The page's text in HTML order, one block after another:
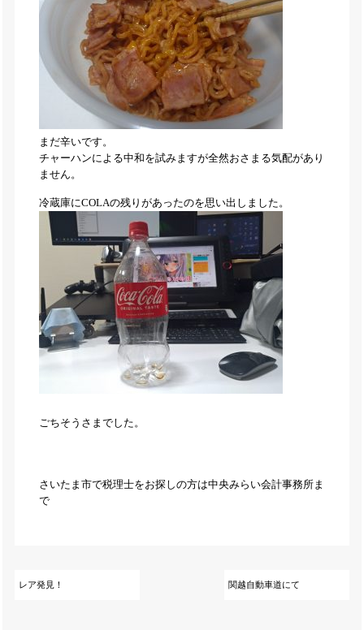
まだ辛いです。
チャーハンによる中和を試みますが全然おさまる気配があり
ません。
冷蔵庫にCOLAの残りがあったのを思い出しました。
ごちそうさまでした。
さいたま市で税理士をお探しの方は中央みらい会計事務所ま
で
レア発見！ 関越自動車道にて